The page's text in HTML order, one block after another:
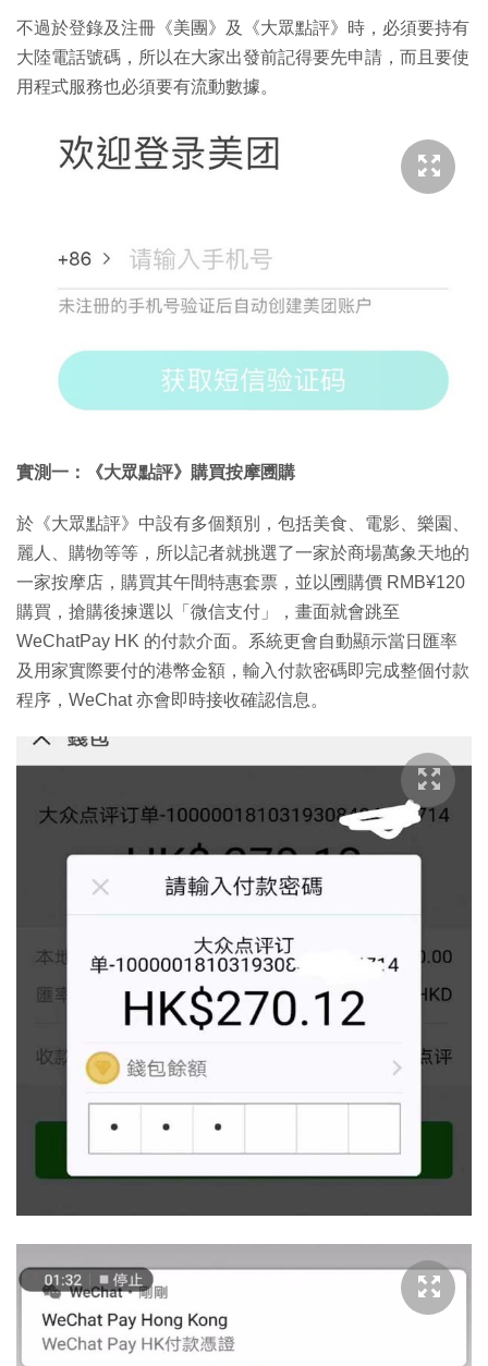
不過於登錄及注冊《美團》及《大眾點評》時，必須要持有
大陸電話號碼，所以在大家出發前記得要先申請，而且要使
用程式服務也必須要有流動數據。
實測一：《大眾點評》購買按摩圑購
於《大眾點評》中設有多個類別，包括美食、電影、樂園、
麗人、購物等等，所以記者就挑選了一家於商場萬象天地的
一家按摩店，購買其午間特惠套票，並以圑購價 RMB¥120
購買，搶購後揀選以「微信支付」，畫面就會跳至
WeChatPay HK 的付款介面。系統更會自動顯示當日匯率
及用家實際要付的港幣金額，輸入付款密碼即完成整個付款
程序，WeChat 亦會即時接收確認信息。